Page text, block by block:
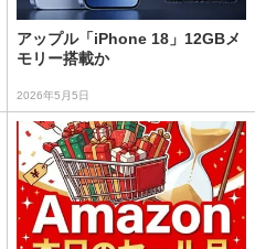
アップル「iPhone 18」12GBメ
モリー搭載か
2026年5月5日